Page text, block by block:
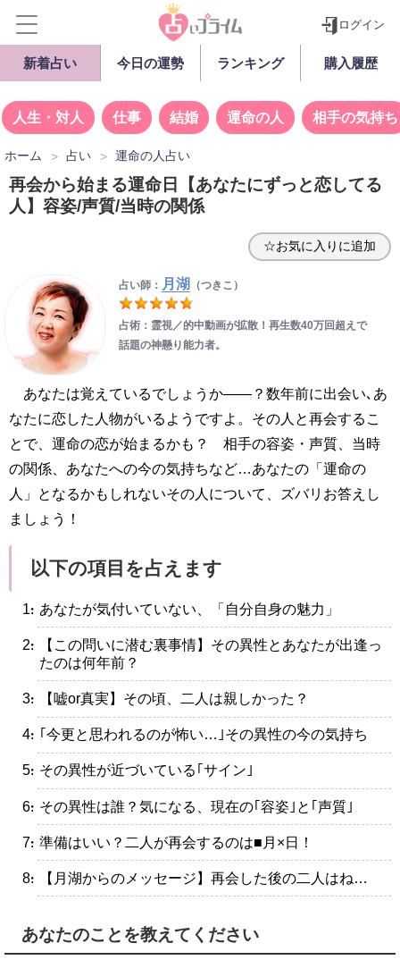
ログイン
新着占い 今日の運勢 ランキング 購入履歴
人生・対人 仕事 結婚 運命の人 相手の気持ち
ホーム 占い 運命の人占い
再会から始まる運命日【あなたにずっと恋してる
人】容姿/声質/当時の関係
☆お気に入りに追加
占い師： 月湖 （つきこ）
占術：霊視／的中動画が拡散！再生数40万回超えで
話題の神懸り能力者。
あなたは覚えているでしょうか——？数年前に出会い､あ
なたに恋した人物がいるようですよ。その人と再会するこ
とで、運命の恋が始まるかも？ 相手の容姿・声質、当時
の関係、あなたへの今の気持ちなど…あなたの「運命の
人」となるかもしれないその人について、ズバリお答えし
ましょう！
以下の項目を占えます
・あなたが気付いていない、「自分自身の魅力」
・【この問いに潜む裏事情】その異性とあなたが出逢っ
たのは何年前？
・【嘘or真実】その頃、二人は親しかった？
・｢今更と思われるのが怖い…｣その異性の今の気持ち
・その異性が近づいている｢サイン｣
・その異性は誰？気になる、現在の｢容姿｣と｢声質｣
・準備はいい？二人が再会するのは■月×日！
・【月湖からのメッセージ】再会した後の二人はね…
あなたのことを教えてください